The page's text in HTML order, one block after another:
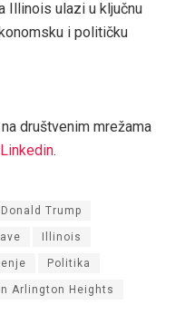
Illinois ulazi u ključnu
i političku
društvenim mrežama
Linkedin.
Donald Trump
Illinois
Politika
Arlington Heights